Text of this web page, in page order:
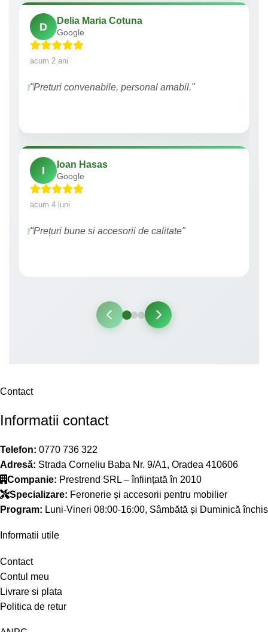
D
Delia Maria Cotuna
Google
acum 2 ani
"Preturi convenabile, personal amabil."
I
Ioan Hasas
Google
acum 4 luni
"Prețuri bune si accesorii de calitate"
Contact
Informatii contact
Telefon: 0770 736 322
Adresă: Strada Corneliu Baba Nr. 9/A1, Oradea 410606
Companie: Prestrend SRL – înființată în 2010
Specializare: Feronerie și accesorii pentru mobilier
Program: Luni-Vineri 08:00-16:00, Sâmbătă și Duminică închis
Informatii utile
Contact
Contul meu
Livrare si plata
Politica de retur